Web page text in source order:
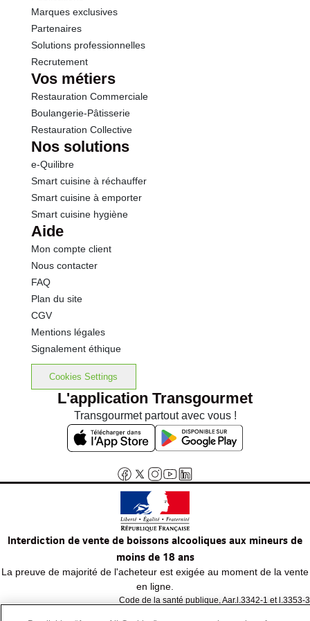
Marques exclusives
Partenaires
Solutions professionnelles
Recrutement
Vos métiers
Restauration Commerciale
Boulangerie-Pâtisserie
Restauration Collective
Nos solutions
e-Quilibre
Smart cuisine à réchauffer
Smart cuisine à emporter
Smart cuisine hygiène
Aide
Mon compte client
Nous contacter
FAQ
Plan du site
CGV
Mentions légales
Signalement éthique
Cookies Settings
L'application Transgourmet
Transgourmet partout avec vous !
Interdiction de vente de boissons alcooliques aux mineurs de
moins de 18 ans
La preuve de majorité de l'acheteur est exigée au moment de la vente
en ligne.
Code de la santé publique, Aar.l.3342-1 et l.3353-3